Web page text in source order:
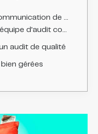
fait : des opportunités manquées
d'audit compétente
audit de qualité
gérées